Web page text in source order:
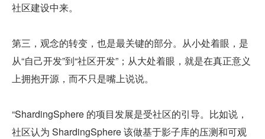
社区建设中来。
第三，观念的转变，也是最关键的部分。从小处着眼，是
从“自己开发”到“社区开发”；从大处着眼，就是在真正意义
上拥抱开源，而不只是嘴上说说。
“ShardingSphere 的项目发展是受社区的引导。比如说，
社区认为 ShardingSphere 该做基于影子库的压测和可观